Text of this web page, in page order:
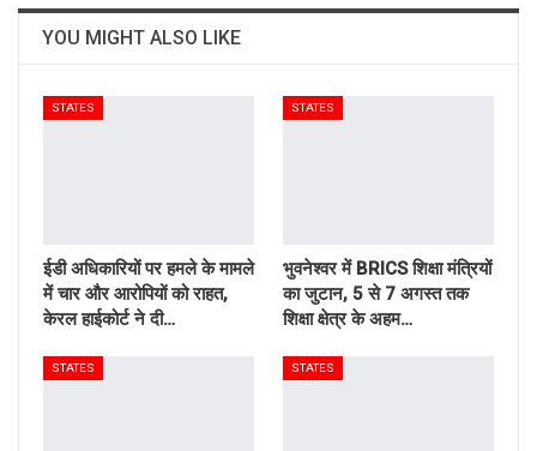
YOU MIGHT ALSO LIKE
STATES
ईडी अधिकारियों पर हमले के मामले
में चार और आरोपियों को राहत,
केरल हाईकोर्ट ने दी…
STATES
भुवनेश्वर में BRICS शिक्षा मंत्रियों
का जुटान, 5 से 7 अगस्त तक
शिक्षा क्षेत्र के अहम…
STATES STATES